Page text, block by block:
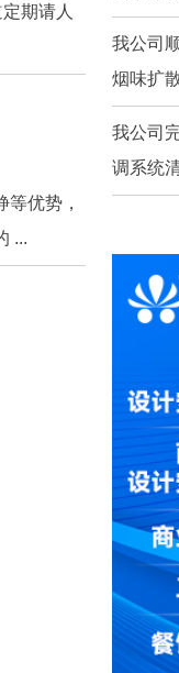
期请人
优势，
...
我公司
烟味扩
我公司
调系统